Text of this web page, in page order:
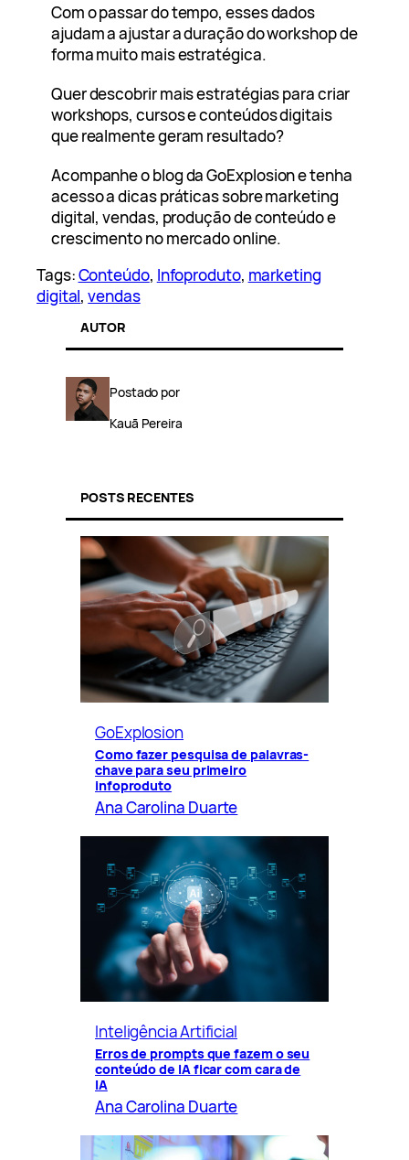
Com o passar do tempo, esses dados
ajudam a ajustar a duração do workshop de
forma muito mais estratégica.
Quer descobrir mais estratégias para criar
workshops, cursos e conteúdos digitais
que realmente geram resultado?
Acompanhe o blog da GoExplosion e tenha
acesso a dicas práticas sobre marketing
digital, vendas, produção de conteúdo e
crescimento no mercado online.
Tags:Conteúdo, Infoproduto, marketing
digital, vendas
AUTOR
Postado por
Kauã Pereira
POSTS RECENTES
GoExplosion
Como fazer pesquisa de palavras-
chave para seu primeiro
infoproduto
Ana Carolina Duarte
Inteligência Artificial
Erros de prompts que fazem o seu
conteúdo de IA ficar com cara de
IA
Ana Carolina Duarte